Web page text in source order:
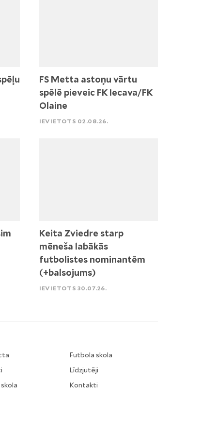
FS Metta astoņu vārtu
spēlē pieveic FK Iecava/FK
Olaine
IEVIETOTS 02.08.26.
Keita Zviedre starp
mēneša labākās
futbolistes nominantēm
(+balsojums)
IEVIETOTS 30.07.26.
Futbola skola
Līdzjutēji
Kontakti